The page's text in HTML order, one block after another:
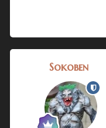
Sokoben